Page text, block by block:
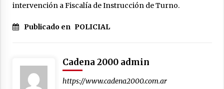
intervención a Fiscalía de Instrucción de Turno.
Publicado en POLICIAL
Cadena 2000 admin
https://www.cadena2000.com.ar